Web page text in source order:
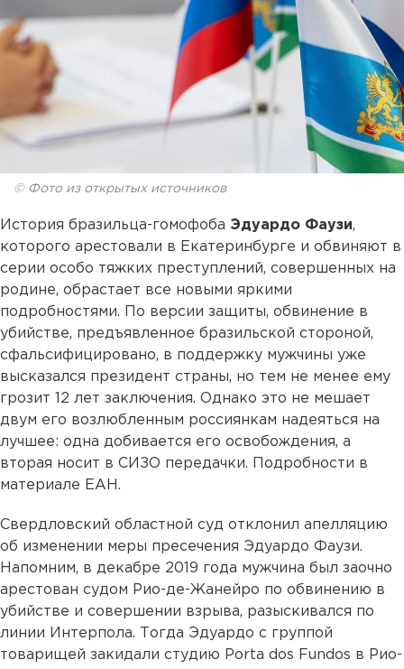
© Фото из открытых источников
История бразильца-гомофоба Эдуардо Фаузи,
которого арестовали в Екатеринбурге и обвиняют в
серии особо тяжких преступлений, совершенных на
родине, обрастает все новыми яркими
подробностями. По версии защиты, обвинение в
убийстве, предъявленное бразильской стороной,
сфальсифицировано, в поддержку мужчины уже
высказался президент страны, но тем не менее ему
грозит 12 лет заключения. Однако это не мешает
двум его возлюбленным россиянкам надеяться на
лучшее: одна добивается его освобождения, а
вторая носит в СИЗО передачки. Подробности в
материале ЕАН.
Свердловский областной суд отклонил апелляцию
об изменении меры пресечения Эдуардо Фаузи.
Напомним, в декабре 2019 года мужчина был заочно
арестован судом Рио-де-Жанейро по обвинению в
убийстве и совершении взрыва, разыскивался по
линии Интерпола. Тогда Эдуардо с группой
товарищей закидали студию Porta dos Fundos в Рио-